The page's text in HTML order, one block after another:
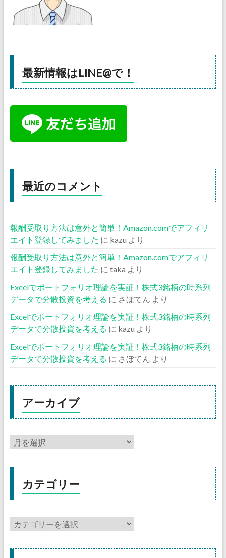
最新情報はLINE@で！
最近のコメント
報酬受取り方法は意外と簡単！Amazon.comでアフィリ
エイト登録してみました に kazu より
報酬受取り方法は意外と簡単！Amazon.comでアフィリ
エイト登録してみました に taka より
Excelでポートフォリオ理論を実証！株式3銘柄の時系列
データで分散投資を考える に さぼてん
より
Excelでポートフォリオ理論を実証！株式3銘柄の時系列
データで分散投資を考える に kazu より
Excelでポートフォリオ理論を実証！株式3銘柄の時系列
データで分散投資を考える に さぼてん より
アーカイブ
カテゴリー